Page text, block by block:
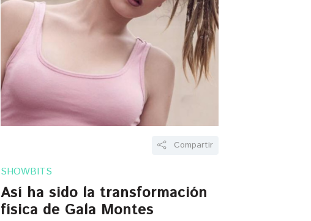
Compartir
SHOWBITS
Así ha sido la transformación
física de Gala Montes